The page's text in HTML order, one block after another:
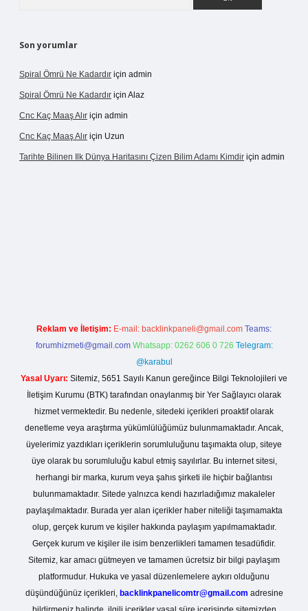
Son yorumlar
Spiral Ömrü Ne Kadardır için admin
Spiral Ömrü Ne Kadardır için Alaz
Cnc Kaç Maaş Alır için admin
Cnc Kaç Maaş Alır için Uzun
Tarihte Bilinen Ilk Dünya Haritasını Çizen Bilim Adamı Kimdir için admin
Reklam ve İletişim: E-mail: backlinkpaneli@gmail.com Teams:
forumhizmeti@gmail.com Whatsapp: 0262 606 0 726 Telegram:
@karabul
Yasal Uyarı: Sitemiz, 5651 Sayılı Kanun gereğince Bilgi Teknolojileri ve
İletişim Kurumu (BTK) tarafından onaylanmış bir Yer Sağlayıcı olarak
hizmet vermektedir. Bu nedenle, sitedeki içerikleri proaktif olarak
denetleme veya araştırma yükümlülüğümüz bulunmamaktadır. Ancak,
üyelerimiz yazdıkları içeriklerin sorumluluğunu taşımakta olup, siteye
üye olarak bu sorumluluğu kabul etmiş sayılırlar. Bu internet sitesi,
herhangi bir marka, kurum veya şahıs şirketi ile hiçbir bağlantısı
bulunmamaktadır. Sitede yalnızca kendi hazırladığımız makaleler
paylaşılmaktadır. Burada yer alan içerikler haber niteliği taşımamakta
olup, gerçek kurum ve kişiler hakkında paylaşım yapılmamaktadır.
Gerçek kurum ve kişiler ile isim benzerlikleri tamamen tesadüfidir.
Sitemiz, kar amacı gütmeyen ve tamamen ücretsiz bir bilgi paylaşım
platformudur. Hukuka ve yasal düzenlemelere aykırı olduğunu
düşündüğünüz içerikleri, backlinkpanelicomtr@gmail.com adresine